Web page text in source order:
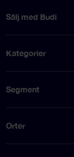
Sälj med Budi
Kategorier
Segment
Orter